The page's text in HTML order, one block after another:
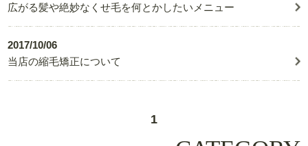
広がる髪や絶妙なくせ毛を何とかしたいメニュー
2017/10/06
当店の縮毛矯正について
1